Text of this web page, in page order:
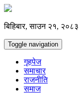
बिहिबार, साउन २१, २०८३
Toggle navigation
गृहपेज
समाचार
राजनीति
समाज